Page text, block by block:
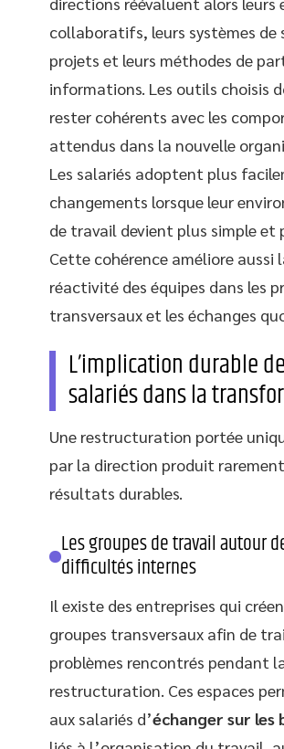
collaboratifs, leurs systèmes de
projets et leurs méthodes de
informations. Les outils choisis
rester cohérents avec les
attendus dans la nouvelle
Les salariés adoptent plus
changements lorsque leur
de travail devient plus simple et
Cette cohérence améliore aussi
réactivité des équipes dans les
transversaux et les échanges
L’implication durable
salariés dans la
Une restructuration portée
par la direction produit
résultats durables.
Les groupes de travail autour
difficultés internes
Il existe des entreprises qui
groupes transversaux afin de
problèmes rencontrés pendant
restructuration. Ces espaces
aux salariés d’échanger sur les